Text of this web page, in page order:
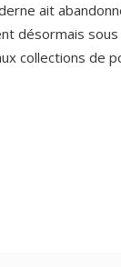
ait
désormais
collections de